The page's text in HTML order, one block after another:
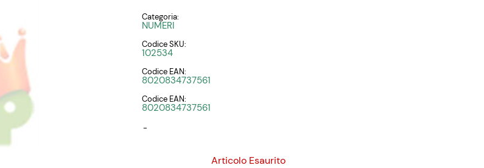
Categoria:
NUMERI
Codice SKU:
102534
Codice EAN:
8020834737561
Codice EAN:
8020834737561
-
Articolo Esaurito